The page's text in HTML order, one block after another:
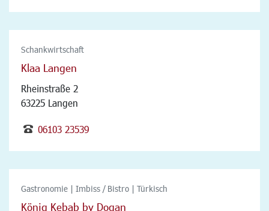
Schankwirtschaft
Klaa Langen
Rheinstraße 2
63225 Langen
06103 23539
Gastronomie | Imbiss / Bistro | Türkisch
König Kebab by Dogan